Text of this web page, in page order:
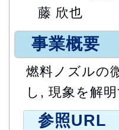
藤 欣也
事業概要
燃料ノズルの
し, 現象を解
参照URL